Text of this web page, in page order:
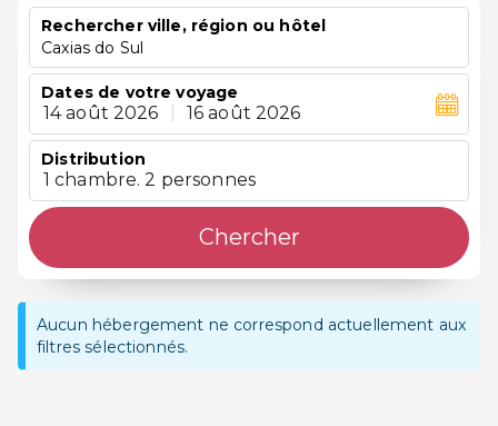
Rechercher ville, région ou hôtel
Caxias do Sul
Dates de votre voyage
14 août 2026 16 août 2026
Distribution
1 chambre. 2 personnes
Chercher
Aucun hébergement ne correspond actuellement aux
filtres sélectionnés.